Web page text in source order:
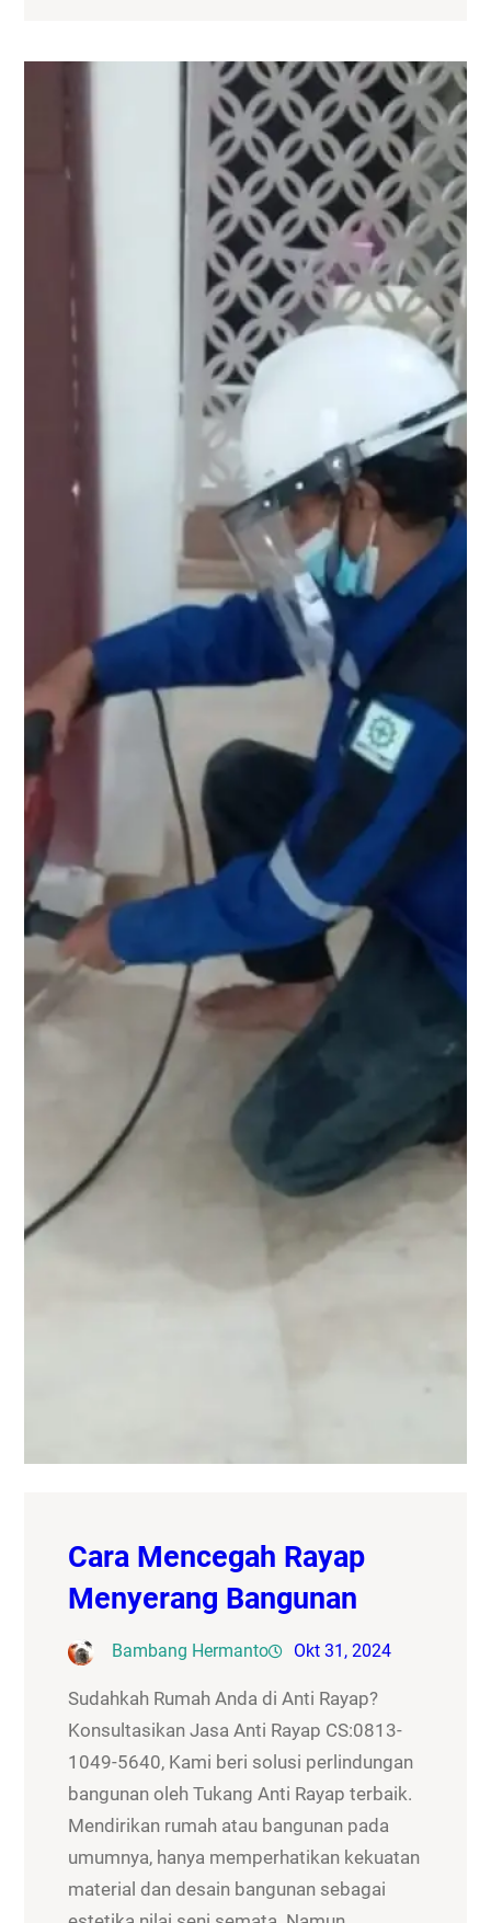
Cara Mencegah Rayap
Menyerang Bangunan
Bambang Hermanto Okt 31, 2024
Sudahkah Rumah Anda di Anti Rayap?
Konsultasikan Jasa Anti Rayap CS:0813-
1049-5640, Kami beri solusi perlindungan
bangunan oleh Tukang Anti Rayap terbaik.
Mendirikan rumah atau bangunan pada
umumnya, hanya memperhatikan kekuatan
material dan desain bangunan sebagai